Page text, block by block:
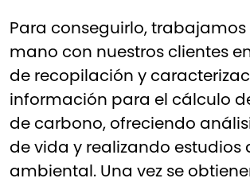
Para conseguirlo,
mano con nuestros clientes
de recopilación y
información para el cálculo
de carbono, ofreciendo
de vida y realizando estudios
ambiental. Una vez se